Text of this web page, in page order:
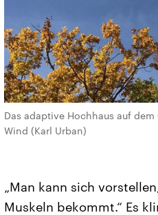
Das adaptive Hochhaus auf
Wind (Karl Urban)
„Man kann sich
Muskeln bekommt.“ Es